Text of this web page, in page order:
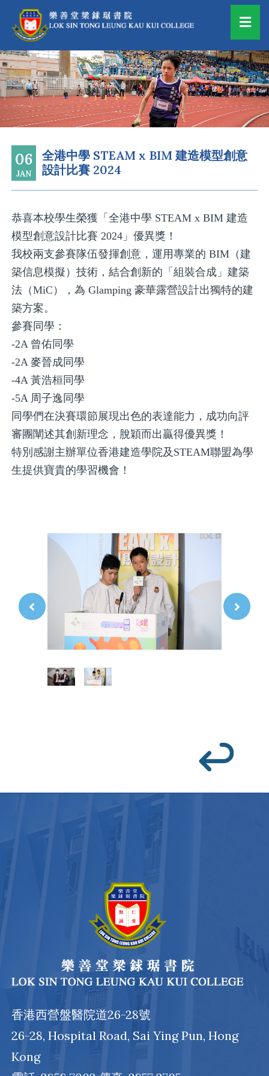
06
JAN
全港中學 STEAM x BIM 建造模型創意
設計比賽 2024
恭喜本校學生榮獲「全港中學 STEAM x BIM 建造
模型創意設計比賽 2024」優異獎！
我校兩支參賽隊伍發揮創意，運用專業的 BIM（建
築信息模擬）技術，結合創新的「組裝合成」建築
法（MiC），為 Glamping 豪華露營設計出獨特的建
築方案。
參賽同學：
-2A 曾佑同學
-2A 麥晉成同學
-4A 黃浩桓同學
-5A 周子逸同學
同學們在決賽環節展現出色的表達能力，成功向評
審團闡述其創新理念，脫穎而出贏得優異獎！
特別感謝主辦單位香港建造學院及STEAM聯盟為學
生提供寶貴的學習機會！
香港西營盤醫院道26-28號
26-28, Hospital Road, Sai Ying Pun, Hong
Kong